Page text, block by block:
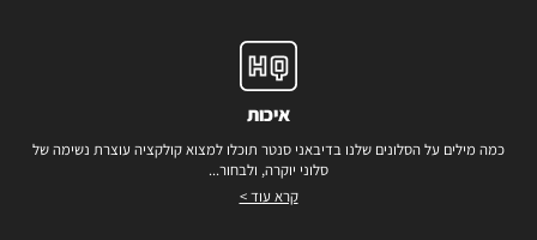
איכות
כמה מילים על הסלונים שלנו בדיבאני סנטר תוכלו למצוא קולקציה עוצרת נשימה של
סלוני יוקרה, ולבחור...
קרא עוד >